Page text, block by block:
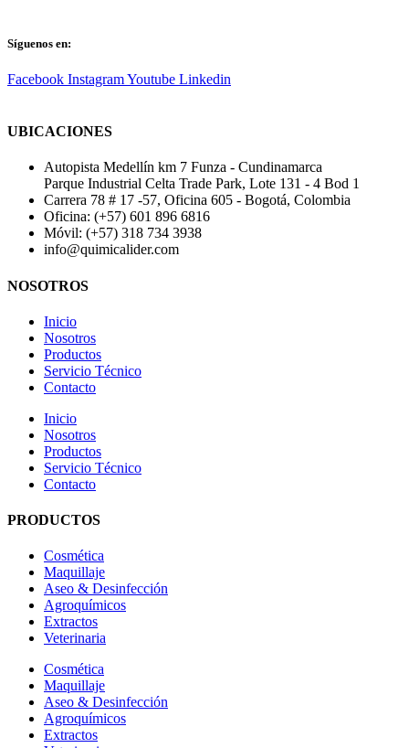
Síguenos en:
Facebook InstagramYoutube Linkedin
UBICACIONES
Autopista Medellín km 7 Funza - Cundinamarca
Parque Industrial Celta Trade Park, Lote 131 - 4 Bod 1
Carrera 78 # 17 -57, Oficina 605 - Bogotá, Colombia
Oficina: (+57) 601 896 6816
Móvil: (+57) 318 734 3938
info@quimicalider.com
NOSOTROS
Inicio
Nosotros
Productos
Servicio Técnico
Contacto
Inicio
Nosotros
Productos
Servicio Técnico
Contacto
PRODUCTOS
Cosmética
Maquillaje
Aseo & Desinfección
Agroquímicos
Extractos
Veterinaria
Cosmética
Maquillaje
Aseo & Desinfección
Agroquímicos
Extractos